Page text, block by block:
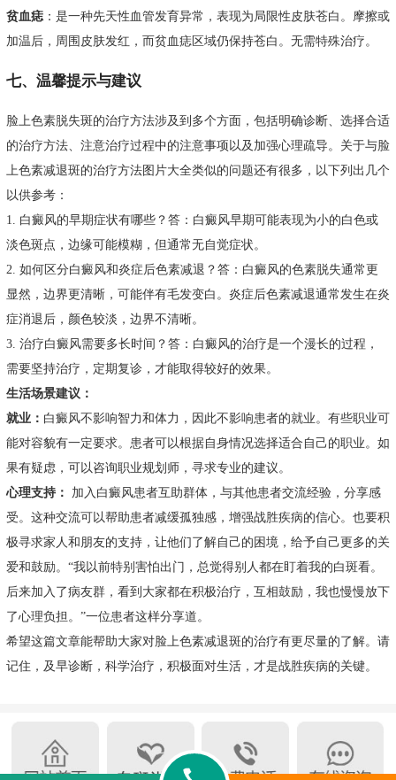
贫血痣：是一种先天性血管发育异常，表现为局限性皮肤苍白。摩擦或
加温后，周围皮肤发红，而贫血痣区域仍保持苍白。无需特殊治疗。
七、温馨提示与建议
脸上色素脱失斑的治疗方法涉及到多个方面，包括明确诊断、选择合适
的治疗方法、注意治疗过程中的注意事项以及加强心理疏导。关于与脸
上色素减退斑的治疗方法图片大全类似的问题还有很多，以下列出几个
以供参考：
1. 白癜风的早期症状有哪些？答：白癜风早期可能表现为小的白色或
淡色斑点，边缘可能模糊，但通常无自觉症状。
2. 如何区分白癜风和炎症后色素减退？答：白癜风的色素脱失通常更
显然，边界更清晰，可能伴有毛发变白。炎症后色素减退通常发生在炎
症消退后，颜色较淡，边界不清晰。
3. 治疗白癜风需要多长时间？答：白癜风的治疗是一个漫长的过程，
需要坚持治疗，定期复诊，才能取得较好的效果。
生活场景建议：
就业： 白癜风不影响智力和体力，因此不影响患者的就业。有些职业可
能对容貌有一定要求。患者可以根据自身情况选择适合自己的职业。如
果有疑虑，可以咨询职业规划师，寻求专业的建议。
心理支持：
加入白癜风患者互助群体，与其他患者交流经验，分享感
受。这种交流可以帮助患者减缓孤独感，增强战胜疾病的信心。也要积
极寻求家人和朋友的支持，让他们了解自己的困境，给予自己更多的关
爱和鼓励。“我以前特别害怕出门，总觉得别人都在盯着我的白斑看。
后来加入了病友群，看到大家都在积极治疗，互相鼓励，我也慢慢放下
了心理负担。”一位患者这样分享道。
希望这篇文章能帮助大家对脸上色素减退斑的治疗有更尽量的了解。请
记住，及早诊断，科学治疗，积极面对生活，才是战胜疾病的关键。